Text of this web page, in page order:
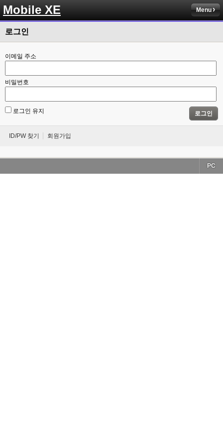
Mobile XE Menu
로그인
이메일 주소
비밀번호
로그인 유지 로그인
ID/PW 찾기 회원가입
PC